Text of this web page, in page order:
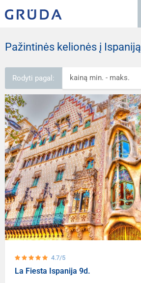
Pažintinės kelionės į Ispaniją
kainą min. - maks.
Rodyti pagal:
4.7/5
La Fiesta Ispanija 9d.